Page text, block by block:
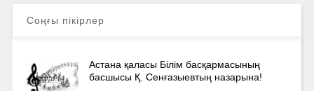
Соңғы пікірлер
Астана қаласы Білім басқармасының
басшысы Қ. Сенғазыевтың назарына!